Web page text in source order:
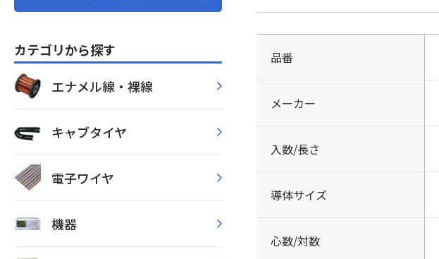
カテゴリから探す
エナメル線・裸線
キャブタイヤ
電子ワイヤ
機器
品番
メーカー
入数/長さ
導体サイズ
心数/対数